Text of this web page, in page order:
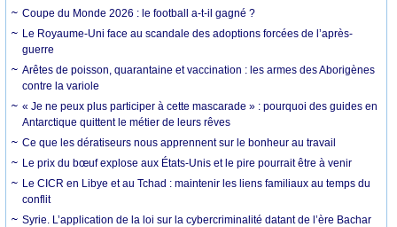
Coupe du Monde 2026 : le football a-t-il gagné ?
Le Royaume-Uni face au scandale des adoptions forcées de l’après-
guerre
Arêtes de poisson, quarantaine et vaccination : les armes des Aborigènes
contre la variole
« Je ne peux plus participer à cette mascarade » : pourquoi des guides en
Antarctique quittent le métier de leurs rêves
Ce que les dératiseurs nous apprennent sur le bonheur au travail
Le prix du bœuf explose aux États-Unis et le pire pourrait être à venir
Le CICR en Libye et au Tchad : maintenir les liens familiaux au temps du
conflit
Syrie. L’application de la loi sur la cybercriminalité datant de l’ère Bachar